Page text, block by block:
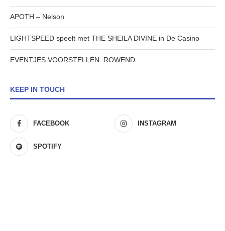
APOTH – Nelson
LIGHTSPEED speelt met THE SHEILA DIVINE in De Casino
EVENTJES VOORSTELLEN: ROWEND
KEEP IN TOUCH
FACEBOOK INSTAGRAM
SPOTIFY